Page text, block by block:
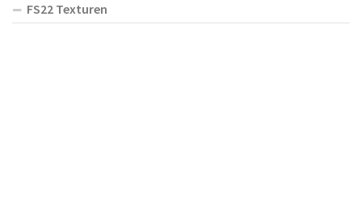
FS22 Texturen